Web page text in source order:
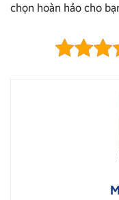
chọn hoàn hảo cho